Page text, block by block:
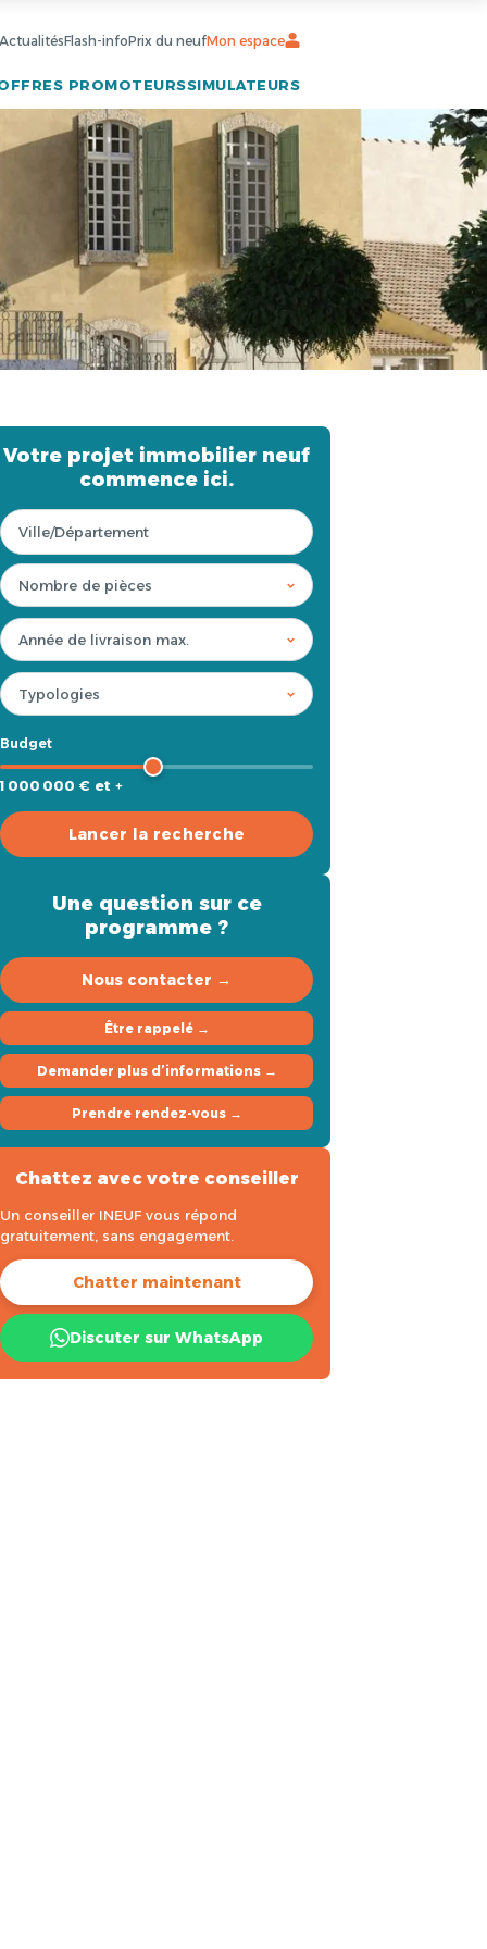
ActualitésFlash-infoPrix du neufMon espace
PROMOTEURSSIMULATEURS
Votre projet immobilier neuf
commence ici.
Budget
1 000 000 € et +
Lancer la recherche
Une question sur ce
programme ?
Nous contacter →
Être rappelé →
Demander plus d’informations →
Prendre rendez-vous →
Chattez avec votre conseiller
Un conseiller INEUF vous répond
gratuitement, sans engagement.
Chatter maintenant
Discuter sur WhatsApp